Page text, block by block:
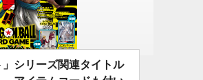
」シリーズ関連タイトル